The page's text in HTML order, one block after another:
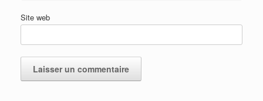
Site web